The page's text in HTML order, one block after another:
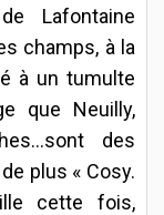
Lafontaine
champs, à la
à un tumulte
que Neuilly,
des
plus « Cosy.
cette fois,